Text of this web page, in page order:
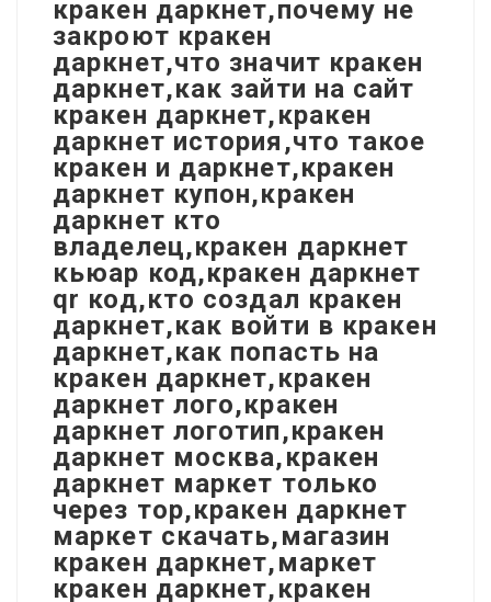
кракен даркнет,почему не
закроют кракен
даркнет,что значит кракен
даркнет,как зайти на сайт
кракен даркнет,кракен
даркнет история,что такое
кракен и даркнет,кракен
даркнет купон,кракен
даркнет кто
владелец,кракен даркнет
кьюар код,кракен даркнет
qr код,кто создал кракен
даркнет,как войти в кракен
даркнет,как попасть на
кракен даркнет,кракен
даркнет лого,кракен
даркнет логотип,кракен
даркнет москва,кракен
даркнет маркет только
через тор,кракен даркнет
маркет скачать,магазин
кракен даркнет,маркет
кракен даркнет,кракен